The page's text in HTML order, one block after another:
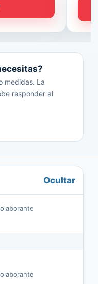
medidas. La
responder al
Ocultar